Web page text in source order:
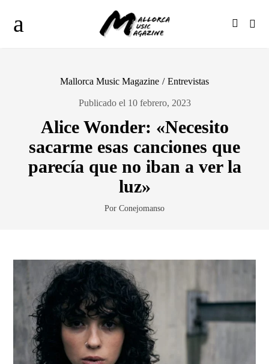
Mallorca Music Magazine / Entrevistas
Publicado el 10 febrero, 2023
Alice Wonder: «Necesito
sacarme esas canciones que
parecía que no iban a ver la
luz»
Por Conejomanso